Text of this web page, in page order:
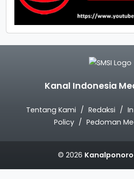
Kanal Indonesia
Tentang Kami Redaksi
Policy
Pedoman
© 2026